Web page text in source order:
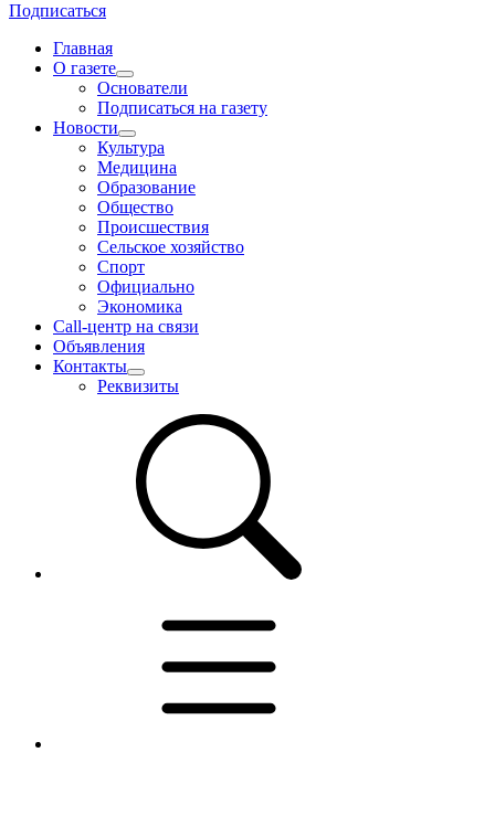
Подписаться
Главная
О газете
Основатели
Подписаться на газету
Новости
Культура
Медицина
Образование
Общество
Происшествия
Сельское хозяйство
Спорт
Официально
Экономика
Call-центр на связи
Объявления
Контакты
Реквизиты